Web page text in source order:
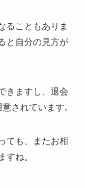
ることもありま
と自分の見方が
きますし、退会
されています。
ても、またお相
すね。